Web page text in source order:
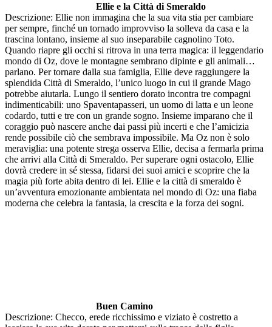
Ellie e la Città di Smeraldo
Descrizione: Ellie non immagina che la sua vita stia per cambiare
per sempre, finché un tornado improvviso la solleva da casa e la
trascina lontano, insieme al suo inseparabile cagnolino Toto.
Quando riapre gli occhi si ritrova in una terra magica: il leggendario
mondo di Oz, dove le montagne sembrano dipinte e gli animali…
parlano. Per tornare dalla sua famiglia, Ellie deve raggiungere la
splendida Città di Smeraldo, l’unico luogo in cui il grande Mago
potrebbe aiutarla. Lungo il sentiero dorato incontra tre compagni
indimenticabili: uno Spaventapasseri, un uomo di latta e un leone
codardo, tutti e tre con un grande sogno. Insieme imparano che il
coraggio può nascere anche dai passi più incerti e che l’amicizia
rende possibile ciò che sembrava impossibile. Ma Oz non è solo
meraviglia: una potente strega osserva Ellie, decisa a fermarla prima
che arrivi alla Città di Smeraldo. Per superare ogni ostacolo, Ellie
dovrà credere in sé stessa, fidarsi dei suoi amici e scoprire che la
magia più forte abita dentro di lei. Ellie e la città di smeraldo è
un’avventura emozionante ambientata nel mondo di Oz: una fiaba
moderna che celebra la fantasia, la crescita e la forza dei sogni.
Buen Camino
Descrizione: Checco, erede ricchissimo e viziato è costretto a